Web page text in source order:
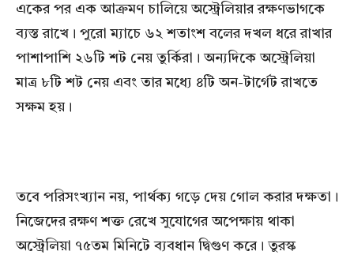
একের পর এক আক্রমণ চালিয়ে অস্ট্রেলিয়ার রক্ষণভাগকে
ব্যস্ত রাখে। পুরো ম্যাচে ৬২ শতাংশ বলের দখল ধরে রাখার
পাশাপাশি ২৬টি শট নেয় তুর্কিরা। অন্যদিকে অস্ট্রেলিয়া
মাত্র ৮টি শট নেয় এবং তার মধ্যে ৪টি অন-টার্গেট রাখতে
সক্ষম হয়।
তবে পরিসংখ্যান নয়, পার্থক্য গড়ে দেয় গোল করার দক্ষতা।
নিজেদের রক্ষণ শক্ত রেখে সুযোগের অপেক্ষায় থাকা
অস্ট্রেলিয়া ৭৫তম মিনিটে ব্যবধান দ্বিগুণ করে। তুরস্ক